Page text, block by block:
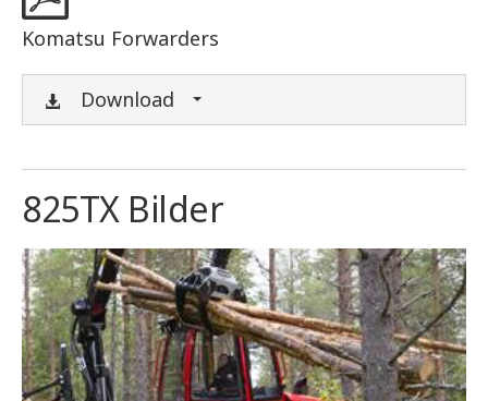
Komatsu Forwarders
Download
825TX Bilder